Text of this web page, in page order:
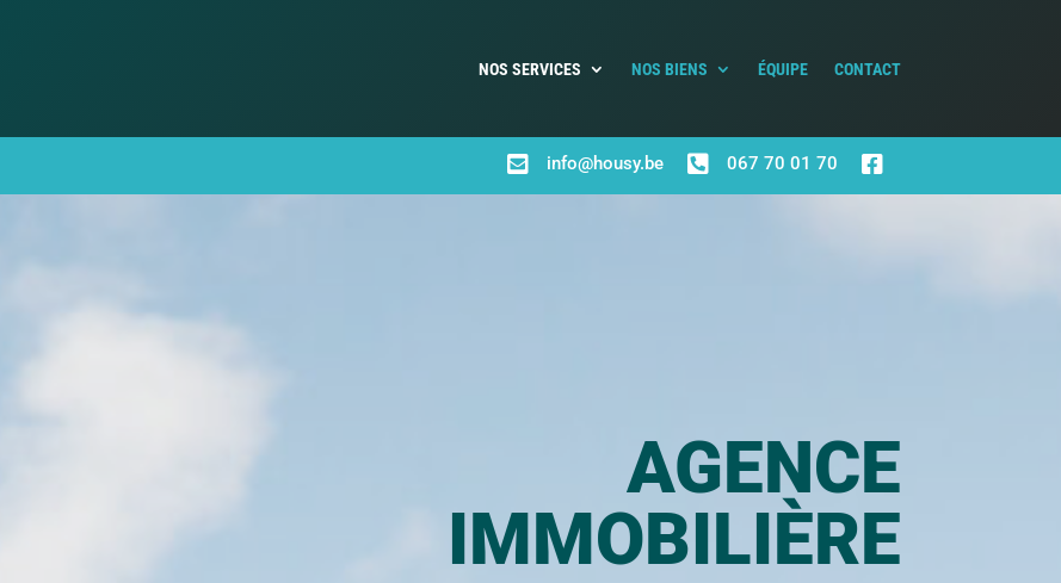
NOS SERVICES NOS BIENS ÉQUIPE CONTACT
 info@housy.be  067 70 01 70 
AGENCE
IMMOBILIÈRE